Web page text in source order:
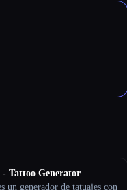
Tattoo Generator
un generador de tatuajes con